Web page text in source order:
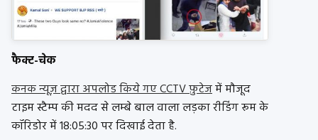
फैक्ट-चेक
कनक न्यूज़ द्वारा अपलोड किये गए CCTV फ़ुटेजमें मौजूद
टाइम स्टैम्प की मदद से लम्बे बाल वाला लड़का रीडिंग रूम के
कॉरिडोर में 18:05:30 पर दिखाई देता है.